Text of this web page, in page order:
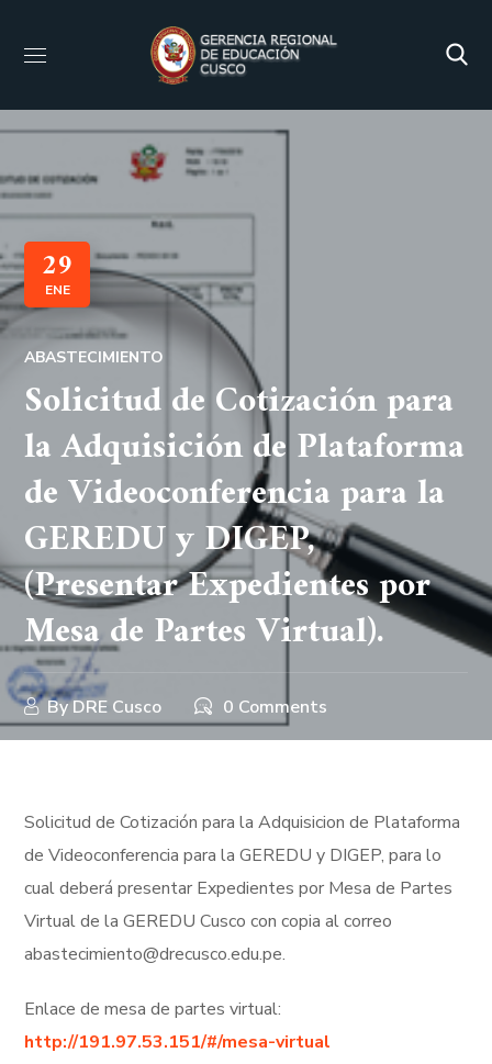
29
ENE
ABASTECIMIENTO
Solicitud de Cotización para
la Adquisición de Plataforma
de Videoconferencia para la
GEREDU y DIGEP,
(Presentar Expedientes por
Mesa de Partes Virtual).
ByDRE Cusco 0 Comments
Solicitud de Cotización para la Adquisicion de Plataforma
de Videoconferencia para la GEREDU y DIGEP, para lo
cual deberá presentar Expedientes por Mesa de Partes
Virtual de la GEREDU Cusco con copia al correo
abastecimiento@drecusco.edu.pe.
Enlace de mesa de partes virtual:
http://191.97.53.151/#/mesa-virtual